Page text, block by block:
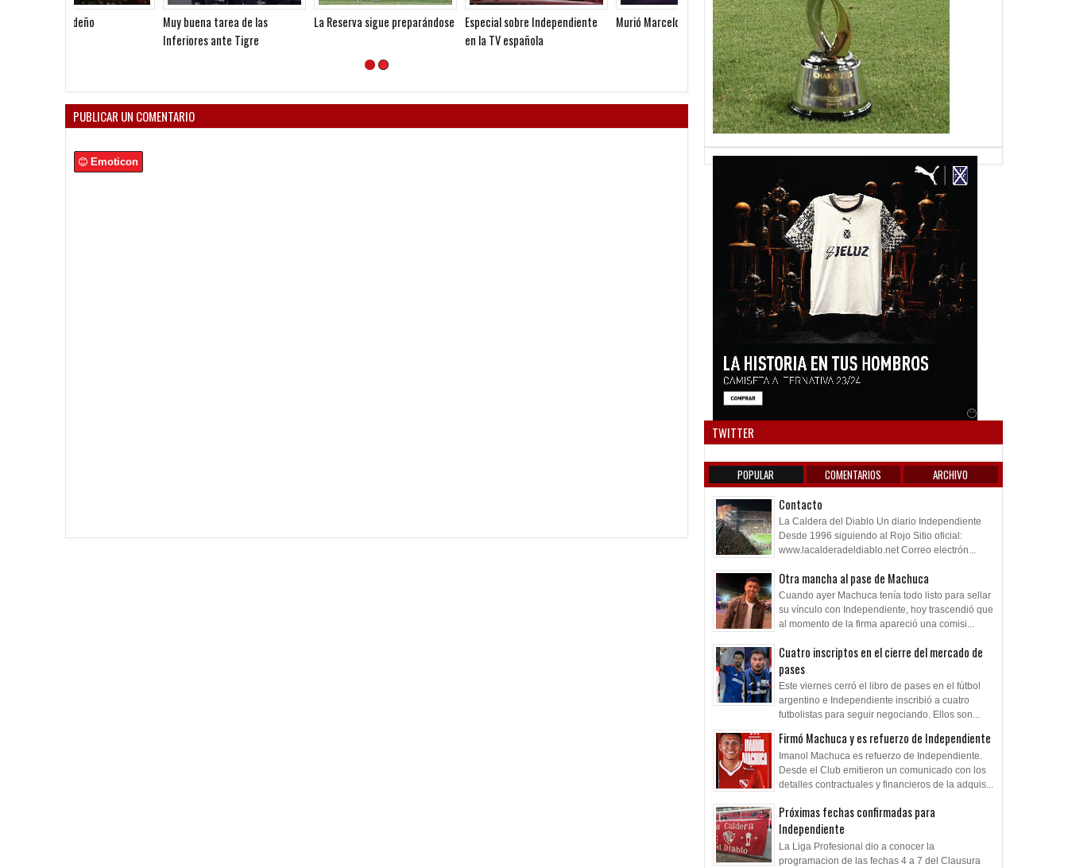
Muy buena tarea de las
Inferiores ante Tigre
La Reserva sigue preparándose
Especial sobre Independiente
Murió Marcelo Araujo
Muy buena jornada de las
Juveniles frente a Tigre
Independiente quiere a Martín
Ortega
PUBLICAR UN COMENTARIO
Emoticon
TWITTER
POPULAR COMENTARIOS ARCHIVO
Contacto
La Caldera del Diablo Un diario Independiente
Desde 1996 siguiendo al Rojo Sitio oficial:
www.lacalderadeldiablo.net Correo electrón...
Otra mancha al pase de Machuca
Cuando ayer Machuca tenía todo listo para sellar
su vínculo con Independiente, hoy trascendió que
al momento de la firma apareció una comisi...
Cuatro inscriptos en el cierre del mercado de
pases
Este viernes cerró el libro de pases en el fútbol
argentino e Independiente inscribió a cuatro
futbolistas para seguir negociando. Ellos son...
Firmó Machuca y es refuerzo de Independiente
Imanol Machuca es refuerzo de Independiente.
Desde el Club emitieron un comunicado con los
detalles contractuales y financieros de la adquis...
Próximas fechas confirmadas para
Independiente
La Liga Profesional dio a conocer la
programacion de las fechas 4 a 7 del Clausura